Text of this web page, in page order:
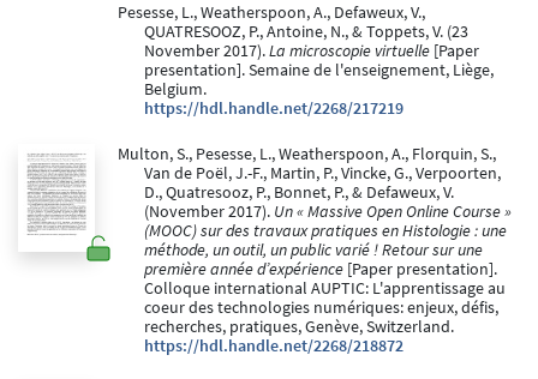
Pesesse, L., Weatherspoon, A., Defaweux, V.,
QUATRESOOZ, P., Antoine, N., & Toppets, V. (23
November 2017).La microscopie virtuelle [Paper
presentation]. Semaine de l'enseignement, Liège,
Belgium.
https://hdl.handle.net/2268/217219
Multon, S., Pesesse, L., Weatherspoon, A., Florquin, S.,
Van de Poël, J.-F., Martin, P., Vincke, G., Verpoorten,
D., Quatresooz, P., Bonnet, P., & Defaweux, V.
(November 2017). Un « Massive Open Online Course »
(MOOC) sur des travaux pratiques en Histologie : une
méthode, un outil, un public varié ! Retour sur une
première année d’expérience [Paper presentation].
Colloque international AUPTIC: L'apprentissage au
coeur des technologies numériques: enjeux, défis,
recherches, pratiques, Genève, Switzerland.
https://hdl.handle.net/2268/218872